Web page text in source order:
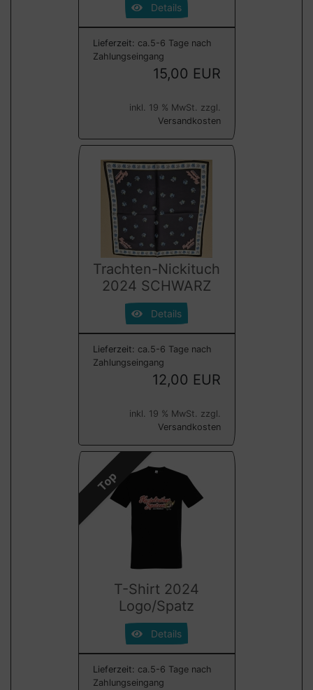
Details
Lieferzeit: ca.5-6 Tage nach
Zahlungseingang
15,00 EUR
inkl. 19 % MwSt. zzgl.
Versandkosten
Trachten-Nickituch
2024 SCHWARZ
Details
Lieferzeit: ca.5-6 Tage nach
Zahlungseingang
12,00 EUR
inkl. 19 % MwSt. zzgl.
Versandkosten
Top
T-Shirt 2024
Logo/Spatz
Details
Lieferzeit: ca.5-6 Tage nach
Zahlungseingang